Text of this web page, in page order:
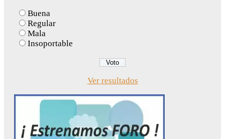
Buena
Regular
Mala
Insoportable
Ver resultados